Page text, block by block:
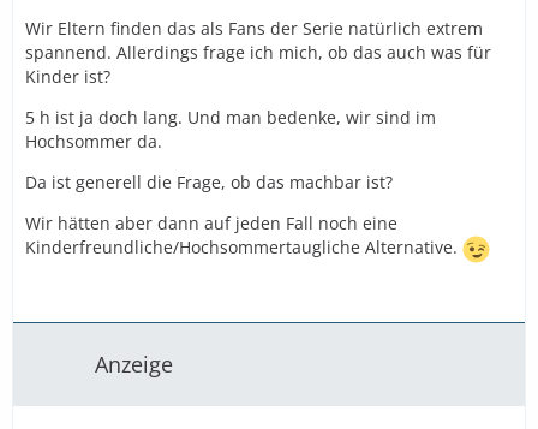
Wir Eltern finden das als Fans der Serie natürlich extrem
spannend. Allerdings frage ich mich, ob das auch was für
Kinder ist?
5 h ist ja doch lang. Und man bedenke, wir sind im
Hochsommer da.
Da ist generell die Frage, ob das machbar ist?
Wir hätten aber dann auf jeden Fall noch eine
Kinderfreundliche/Hochsommertaugliche Alternative.
Anzeige